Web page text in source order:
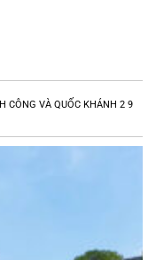
CÔNG VÀ QUỐC KHÁNH 2 9